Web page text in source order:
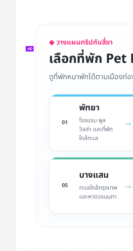
◆ วางแผนทริปกับสี่ขา
เลือกที่พัก Pet
ดูที่พักหมาพักได้ตามเมืองท่อ
01
พัทยา
โรงแรม พูล
วิลล่า และที่พัก
ใกล้ทะเล
→
05
บางแสน
ทะเลใกล้กรุงเทพ
และหาดวอนนภา
→